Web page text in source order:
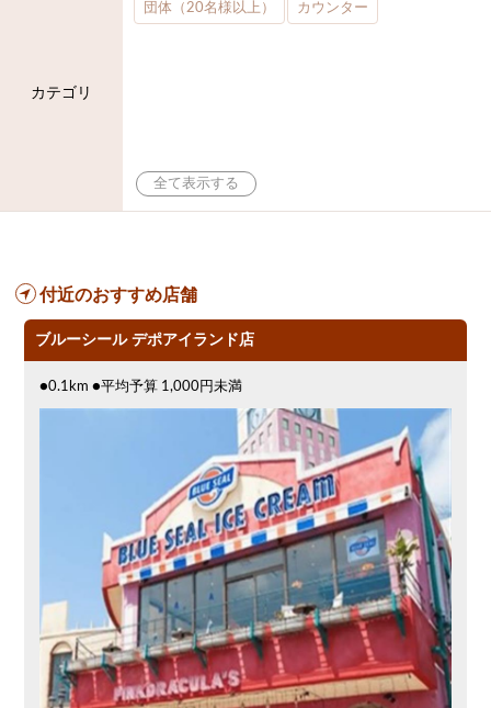
カテゴリ
団体（20名様以上） カウンター
付近のおすすめ店舗
ブルーシール デポアイランド店
●0.1km ●平均予算 1,000円未満